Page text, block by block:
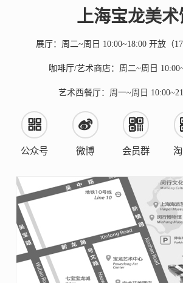
上海宝龙美术
展厅：周二~周日 10:00~18:00 开放（
咖啡厅/艺术商店：周二~周日
艺术西餐厅：周一~周日
公众号 微博 会员群